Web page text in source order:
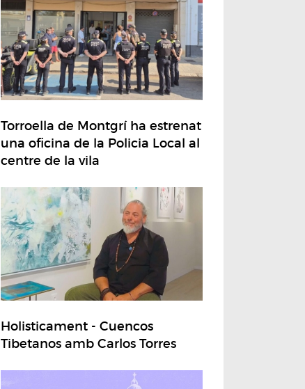
Torroella de Montgrí ha estrenat
una oficina de la Policia Local al
centre de la vila
Holisticament - Cuencos
Tibetanos amb Carlos Torres